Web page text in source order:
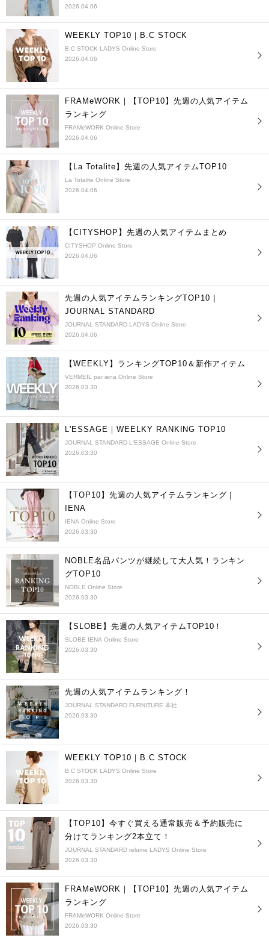
2026.04.06
WEEKLY TOP10｜B.C STOCK
B.C STOCK LADYS Online Store
2026.04.06
FRAMeWORK｜【TOP10】先週の人気アイテム
ランキング
FRAMeWORK Online Store
2026.04.06
【La Totalite】先週の人気アイテムTOP10
La Totalite Online Store
2026.04.06
【CITYSHOP】先週の人気アイテムまとめ
CITYSHOP Online Store
2026.04.06
先週の人気アイテムランキングTOP10 |
JOURNAL STANDARD
JOURNAL STANDARD LADYS Online Store
2026.04.06
【WEEKLY】ランキングTOP10＆新作アイテム
VERMEIL par iena Online Store
2026.03.30
L'ESSAGE｜WEELKY RANKING TOP10
JOURNAL STANDARD L'ESSAGE Online Store
2026.03.30
【TOP10】先週の人気アイテムランキング｜
IENA
IENA Online Store
2026.03.30
NOBLE名品パンツが継続して大人気！ランキン
グTOP10
NOBLE Online Store
2026.03.30
【SLOBE】先週の人気アイテムTOP10！
SLOBE IENA Online Store
2026.03.30
先週の人気アイテムランキング！
JOURNAL STANDARD FURNITURE 本社
2026.03.30
WEEKLY TOP10｜B.C STOCK
B.C STOCK LADYS Online Store
2026.03.30
【TOP10】今すぐ買える通常販売＆予約販売に
分けてランキング2本立て！
JOURNAL STANDARD relume LADYS Online Store
2026.03.30
FRAMeWORK｜【TOP10】先週の人気アイテム
ランキング
FRAMeWORK Online Store
2026.03.30